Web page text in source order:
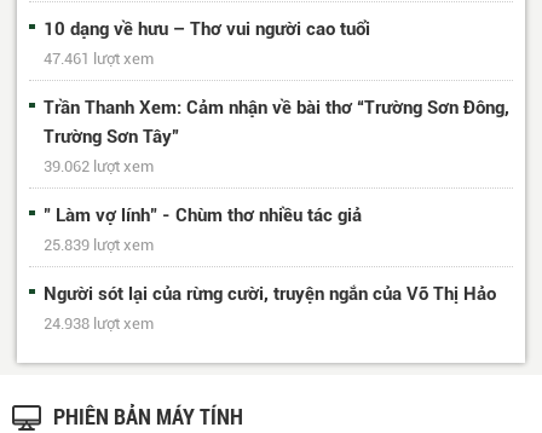
10 dạng về hưu – Thơ vui người cao tuổi
47.461 lượt xem
Trần Thanh Xem: Cảm nhận về bài thơ “Trường Sơn Đông,
Trường Sơn Tây”
39.062 lượt xem
" Làm vợ lính" - Chùm thơ nhiều tác giả
25.839 lượt xem
Người sót lại của rừng cười, truyện ngắn của Võ Thị Hảo
24.938 lượt xem
PHIÊN BẢN MÁY TÍNH